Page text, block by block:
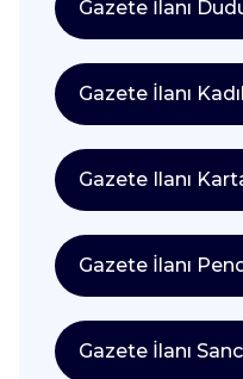
Gazete İlanı
Gazete İlanı
Gazete Ilanı
Gazete İlanı
Gazete İlanı